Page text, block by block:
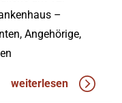
–
Angehörige,
weiterlesen